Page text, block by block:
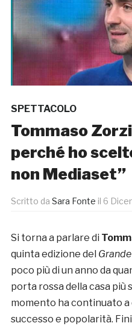
SPETTACOLO
Tommaso
perché ho
non Mediaset”
Scritto da Sara Fonte il 6
Si torna a parlare di
quinta edizione del
poco più di un anno da
porta rossa della casa più
momento ha continuato
successo e popolarità.